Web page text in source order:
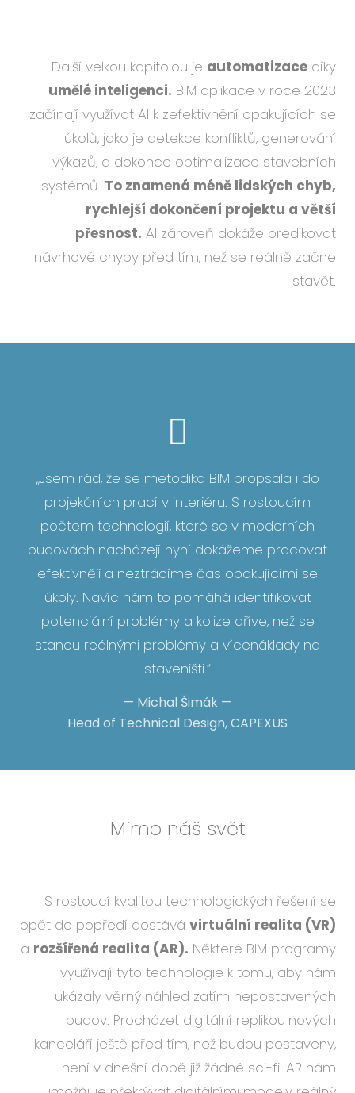
Další velkou kapitolou je automatizace díky
umělé inteligenci. BIM aplikace v roce 2023
začínají využívat AI k zefektivnění opakujících se
úkolů, jako je detekce konfliktů, generování
výkazů, a dokonce optimalizace stavebních
systémů. To znamená méně lidských chyb,
rychlejší dokončení projektu a větší
přesnost. AI zároveň dokáže predikovat
návrhové chyby před tím, než se reálně začne
stavět.
„Jsem rád, že se metodika BIM propsala i do
projekčních prací v interiéru. S rostoucím
počtem technologií, které se v moderních
budovách nacházejí nyní dokážeme pracovat
efektivněji a neztrácíme čas opakujícími se
úkoly. Navíc nám to pomáhá identifikovat
potenciální problémy a kolize dříve, než se
stanou reálnými problémy a vícenáklady na
staveništi.“
— Michal Šimák —
Head of Technical Design, CAPEXUS
Mimo náš svět
S rostoucí kvalitou technologických řešení se
opět do popředí dostává virtuální realita (VR)
a rozšířená realita (AR). Některé BIM programy
využívají tyto technologie k tomu, aby nám
ukázaly věrný náhled zatím nepostavených
budov. Procházet digitální replikou nových
kanceláří ještě před tím, než budou postaveny,
není v dnešní době již žádné sci-fi. AR nám